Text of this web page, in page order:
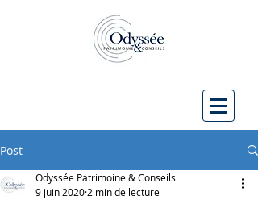
Post
Odyssée Patrimoine & Conseils
9 juin 2020 2 min de lecture